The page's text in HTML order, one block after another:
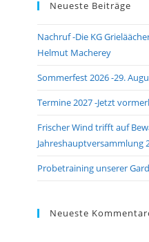
Neueste Beiträge
Nachruf -Die KG
Helmut Macherey
Sommerfest 2026 -29.
Termine 2027 -Jetzt
Frischer Wind trifft auf
Jahreshauptversammlung
Probetraining unserer
Neueste